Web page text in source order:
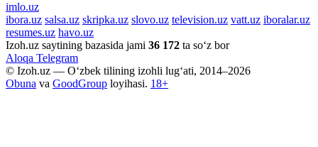
imlo.uz
ibora.uz salsa.uz skripka.uz slovo.uz television.uz vatt.uz iboralar.uz
resumes.uz havo.uz
Izoh.uz saytining bazasida jami 36 172 ta so‘z bor
Aloqa Telegram
© Izoh.uz — O‘zbek tilining izohli lug‘ati, 2014–2026
Obuna va GoodGroup loyihasi. 18+